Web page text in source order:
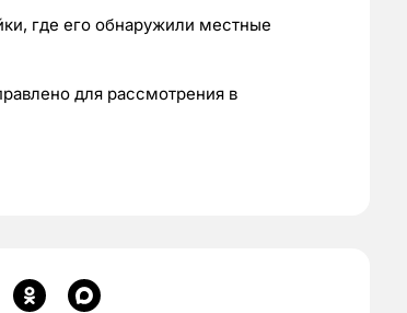
где его обнаружили местные
для рассмотрения в